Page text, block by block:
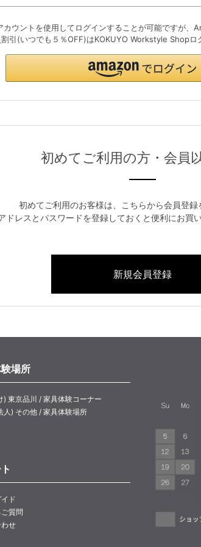
初めてご利用の方・会員
初めてご利用のお客様は、こちらから会員登録
ドレスとパスワードを登録しておくと便利にお買
場所
) 東京品川 / 家具体験コーナー
人) その他 / 家具体験場所
ド
質問
せ